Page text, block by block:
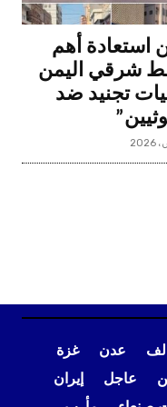
استعادة أهم
شرقي اليمن
تجنيد ضد
عدن
غزة
عاجل
إيران